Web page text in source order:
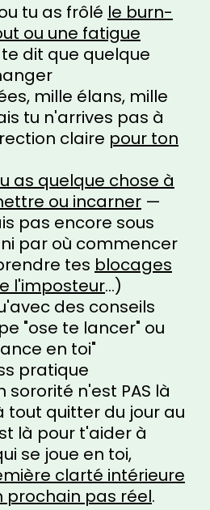
tu as frôlé le burn-
ou une fatigue
dit que quelque
mille élans, mille
tu n'arrives pas à
claire pour ton
as quelque chose à
ou incarner —
pas encore sous
par où commencer
tes blocages
l'imposteur...)
des conseils
"ose te lancer" ou
en toi"
pratique
sororité n'est PAS là
tout quitter du jour au
là pour t'aider à
se joue en toi,
clarté intérieure
pas réel.